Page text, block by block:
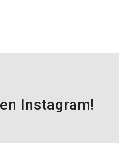
Instagram!